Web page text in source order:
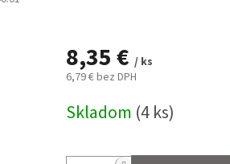
8,35 € / ks
6,79 € bez DPH
cena:
Skladom (4 ks)